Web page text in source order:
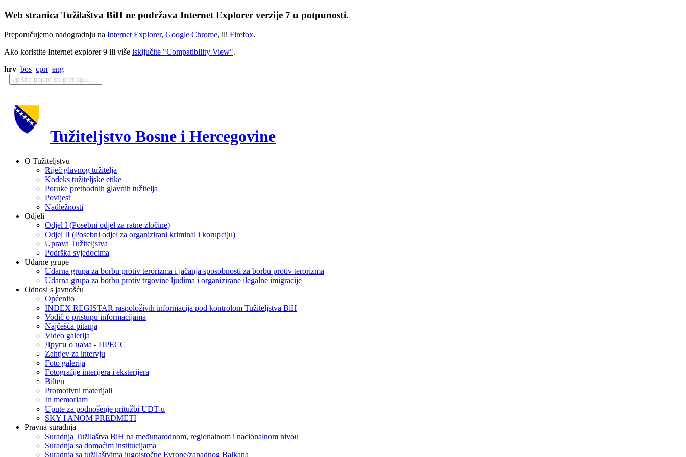
Web stranica Tužilaštva BiH ne podržava Internet Explorer verzije 7 u potpunosti.
Preporučujemo nadogradnju na Internet Explorer, Google Chrome, ili Firefox.
Ako koristite Internet explorer 9 ili više isključite "Compatibility View".
hrv bos срп eng
Tužiteljstvo Bosne i Hercegovine
O Tužiteljstvu
Riječ glavnog tužitelja
Kodeks tužiteljske etike
Poruke prethodnih glavnih tužitelja
Povijest
Nadležnosti
Odjeli
Odjel I (Posebni odjel za ratne zločine)
Odjel II (Posebni odjel za organizirani kriminal i korupciju)
Uprava Tužiteljstva
Podrška svjedocima
Udarne grupe
Udarna grupa za borbu protiv terorizma i jačanja sposobnosti za borbu protiv terorizma
Udarna grupa za borbu protiv trgovine ljudima i organizirane ilegalne imigracije
Odnosi s javnošću
Općenito
INDEX REGISTAR raspoloživih informacija pod kontrolom Tužiteljstva BiH
Vodič o pristupu informacijama
Najčešća pitanja
Video galerija
Други о нама - ПРЕСC
Zahtjev za intervju
Foto galerija
Fotografije interijera i eksterijera
Bilten
Promotivni materijali
In memoriam
Upute za podnošenje pritužbi UDT-u
SKY I ANOM PREDMETI
Pravna suradnja
Suradnja Tužilaštva BiH na međunarodnom, regionalnom i nacionalnom nivou
Suradnja sa domaćim institucijama
Suradnja sa tužilaštvima jugoistočne Evrope/zapadnog Balkana